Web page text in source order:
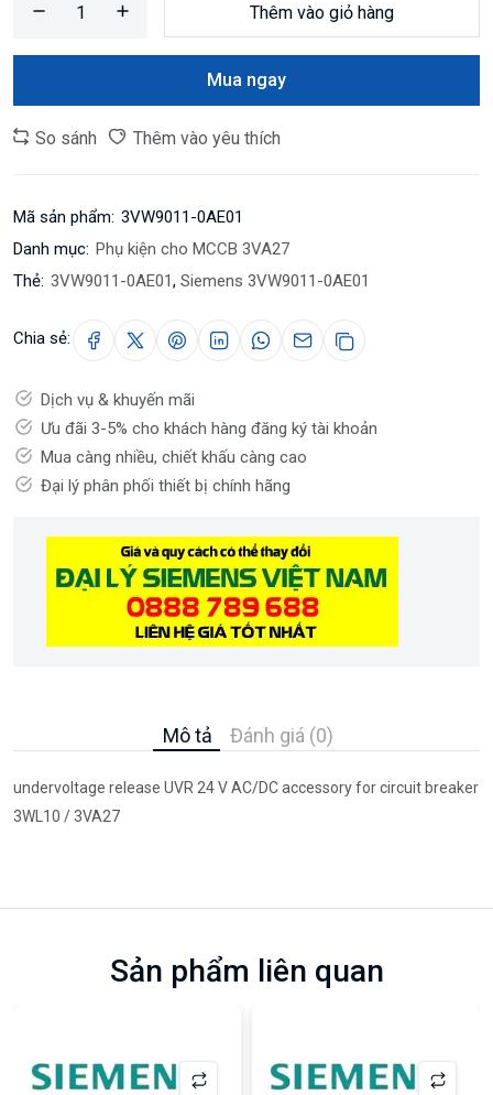
Thêm vào giỏ hàng
Mua ngay
So sánh Thêm vào yêu thích
Mã sản phẩm: 3VW9011-0AE01
Danh mục: Phụ kiện cho MCCB 3VA27
Thẻ: 3VW9011-0AE01, Siemens 3VW9011-0AE01
Chia sẻ:
Dịch vụ & khuyến mãi
Ưu đãi 3-5% cho khách hàng đăng ký tài khoản
Mua càng nhiều, chiết khấu càng cao
Đại lý phân phối thiết bị chính hãng
Mô tả Đánh giá (0)
undervoltage release UVR 24 V AC/DC accessory for circuit breaker
3WL10 / 3VA27
Sản phẩm liên quan